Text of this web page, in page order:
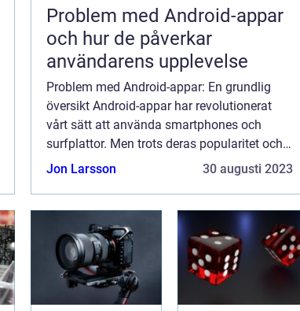
Problem med Android-appar
och hur de påverkar
användarens upplevelse
Problem med Android-appar: En grundlig
översikt Android-appar har revolutionerat
vårt sätt att använda smartphones och
surfplattor. Men trots deras popularitet och
fördelar finns det också en del problem som
Jon Larsson 30 augusti 2023